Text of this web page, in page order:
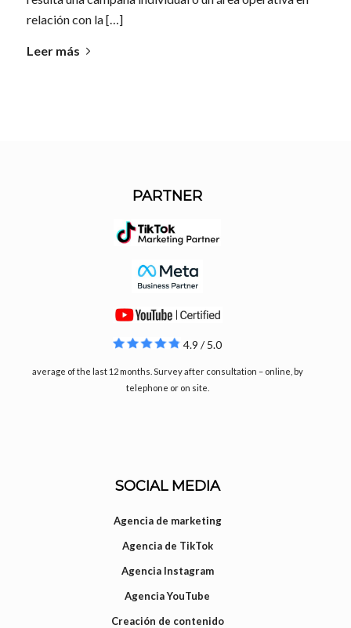
relación con la […]
Leer más
PARTNER
4.9 / 5.0
average of the last 12 months. Survey after consultation – online, by
telephone or on site.
SOCIAL MEDIA
Agencia de marketing
Agencia de TikTok
Agencia Instagram
Agencia YouTube
Creación de contenido